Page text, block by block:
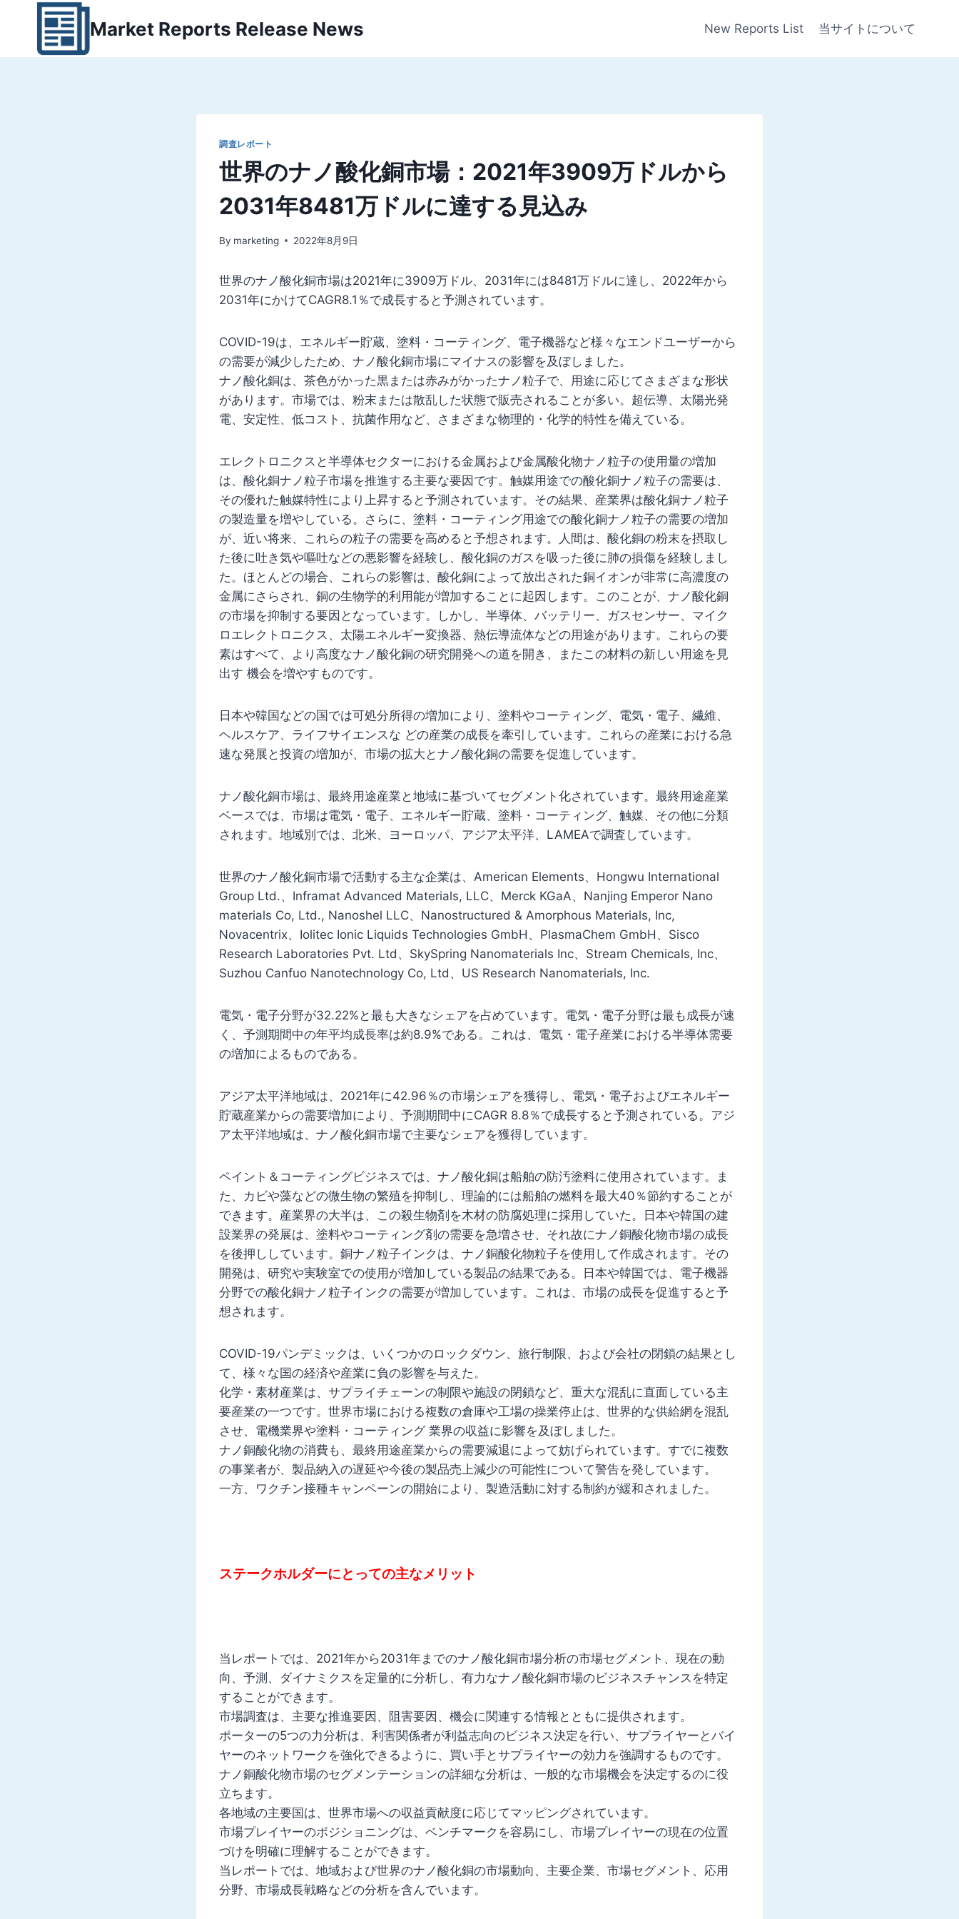
Market Reports Release News New Reports List 当サイトについて
調査レポート
世界のナノ酸化銅市場：2021年3909万ドルから
2031年8481万ドルに達する見込み
By marketing 2022年8月9日
世界のナノ酸化銅市場は2021年に3909万ドル、2031年には8481万ドルに達し、2022年から
2031年にかけてCAGR8.1％で成長すると予測されています。
COVID-19は、エネルギー貯蔵、塗料・コーティング、電子機器など様々なエンドユーザーから
の需要が減少したため、ナノ酸化銅市場にマイナスの影響を及ぼしました。
ナノ酸化銅は、茶色がかった黒または赤みがかったナノ粒子で、用途に応じてさまざまな形状
があります。市場では、粉末または散乱した状態で販売されることが多い。超伝導、太陽光発
電、安定性、低コスト、抗菌作用など、さまざまな物理的・化学的特性を備えている。
エレクトロニクスと半導体セクターにおける金属および金属酸化物ナノ粒子の使用量の増加
は、酸化銅ナノ粒子市場を推進する主要な要因です。触媒用途での酸化銅ナノ粒子の需要は、
その優れた触媒特性により上昇すると予測されています。その結果、産業界は酸化銅ナノ粒子
の製造量を増やしている。さらに、塗料・コーティング用途での酸化銅ナノ粒子の需要の増加
が、近い将来、これらの粒子の需要を高めると予想されます。人間は、酸化銅の粉末を摂取し
た後に吐き気や嘔吐などの悪影響を経験し、酸化銅のガスを吸った後に肺の損傷を経験しまし
た。ほとんどの場合、これらの影響は、酸化銅によって放出された銅イオンが非常に高濃度の
金属にさらされ、銅の生物学的利用能が増加することに起因します。このことが、ナノ酸化銅
の市場を抑制する要因となっています。しかし、半導体、バッテリー、ガスセンサー、マイク
ロエレクトロニクス、太陽エネルギー変換器、熱伝導流体などの用途があります。これらの要
素はすべて、より高度なナノ酸化銅の研究開発への道を開き、またこの材料の新しい用途を見
出す 機会を増やすものです。
日本や韓国などの国では可処分所得の増加により、塗料やコーティング、電気・電子、繊維、
ヘルスケア、ライフサイエンスな どの産業の成長を牽引しています。これらの産業における急
速な発展と投資の増加が、市場の拡大とナノ酸化銅の需要を促進しています。
ナノ酸化銅市場は、最終用途産業と地域に基づいてセグメント化されています。最終用途産業
ベースでは、市場は電気・電子、エネルギー貯蔵、塗料・コーティング、触媒、その他に分類
されます。地域別では、北米、ヨーロッパ、アジア太平洋、LAMEAで調査しています。
世界のナノ酸化銅市場で活動する主な企業は、American Elements、Hongwu International
Group Ltd.、Inframat Advanced Materials, LLC、Merck KGaA、Nanjing Emperor Nano
materials Co, Ltd., Nanoshel LLC、Nanostructured & Amorphous Materials, Inc,
Novacentrix、Iolitec Ionic Liquids Technologies GmbH、PlasmaChem GmbH、Sisco
Research Laboratories Pvt. Ltd、SkySpring Nanomaterials Inc、Stream Chemicals, Inc、
Suzhou Canfuo Nanotechnology Co, Ltd、US Research Nanomaterials, Inc.
電気・電子分野が32.22%と最も大きなシェアを占めています。電気・電子分野は最も成長が速
く、予測期間中の年平均成長率は約8.9%である。これは、電気・電子産業における半導体需要
の増加によるものである。
アジア太平洋地域は、2021年に42.96％の市場シェアを獲得し、電気・電子およびエネルギー
貯蔵産業からの需要増加により、予測期間中にCAGR 8.8％で成長すると予測されている。アジ
ア太平洋地域は、ナノ酸化銅市場で主要なシェアを獲得しています。
ペイント＆コーティングビジネスでは、ナノ酸化銅は船舶の防汚塗料に使用されています。ま
た、カビや藻などの微生物の繁殖を抑制し、理論的には船舶の燃料を最大40％節約することが
できます。産業界の大半は、この殺生物剤を木材の防腐処理に採用していた。日本や韓国の建
設業界の発展は、塗料やコーティング剤の需要を急増させ、それ故にナノ銅酸化物市場の成長
を後押ししています。銅ナノ粒子インクは、ナノ銅酸化物粒子を使用して作成されます。その
開発は、研究や実験室での使用が増加している製品の結果である。日本や韓国では、電子機器
分野での酸化銅ナノ粒子インクの需要が増加しています。これは、市場の成長を促進すると予
想されます。
COVID-19パンデミックは、いくつかのロックダウン、旅行制限、および会社の閉鎖の結果とし
て、様々な国の経済や産業に負の影響を与えた。
化学・素材産業は、サプライチェーンの制限や施設の閉鎖など、重大な混乱に直面している主
要産業の一つです。世界市場における複数の倉庫や工場の操業停止は、世界的な供給網を混乱
させ、電機業界や塗料・コーティング 業界の収益に影響を及ぼしました。
ナノ銅酸化物の消費も、最終用途産業からの需要減退によって妨げられています。すでに複数
の事業者が、製品納入の遅延や今後の製品売上減少の可能性について警告を発しています。
一方、ワクチン接種キャンペーンの開始により、製造活動に対する制約が緩和されました。
ステークホルダーにとっての主なメリット
当レポートでは、2021年から2031年までのナノ酸化銅市場分析の市場セグメント、現在の動
向、予測、ダイナミクスを定量的に分析し、有力なナノ酸化銅市場のビジネスチャンスを特定
することができます。
市場調査は、主要な推進要因、阻害要因、機会に関連する情報とともに提供されます。
ポーターの5つの力分析は、利害関係者が利益志向のビジネス決定を行い、サプライヤーとバイ
ヤーのネットワークを強化できるように、買い手とサプライヤーの効力を強調するものです。
ナノ銅酸化物市場のセグメンテーションの詳細な分析は、一般的な市場機会を決定するのに役
立ちます。
各地域の主要国は、世界市場への収益貢献度に応じてマッピングされています。
市場プレイヤーのポジショニングは、ベンチマークを容易にし、市場プレイヤーの現在の位置
づけを明確に理解することができます。
当レポートでは、地域および世界のナノ酸化銅の市場動向、主要企業、市場セグメント、応用
分野、市場成長戦略などの分析を含んでいます。